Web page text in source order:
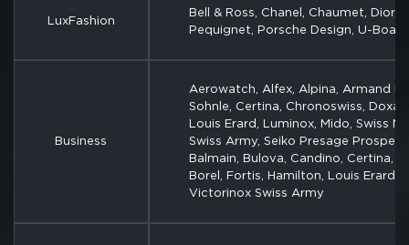
LuxFashion
Bell & Ross, Chanel, Chaumet, Dior,
Pequignet, Porsche Design, U-Boat
Business
Aerowatch, Alfex, Alpina, Armand
Sohnle, Certina, Chronoswiss,
Louis Erard, Luminox, Mido, Swiss
Swiss Army, Seiko Presage
Balmain, Bulova, Candino, Certina,
Borel, Fortis, Hamilton, Louis Erard,
Victorinox Swiss Army